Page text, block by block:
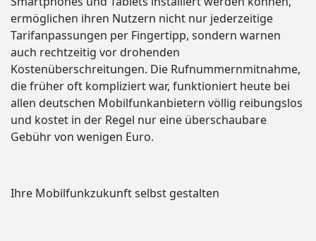
ermöglichen ihren Nutzern nicht nur jederzeitige
Tarifanpassungen per Fingertipp, sondern warnen
auch rechtzeitig vor drohenden
Kostenüberschreitungen. Die Rufnummernmitnahme,
die früher oft kompliziert war, funktioniert heute bei
allen deutschen Mobilfunkanbietern völlig reibungslos
und kostet in der Regel nur eine überschaubare
Gebühr von wenigen Euro.
Ihre Mobilfunkzukunft selbst gestalten